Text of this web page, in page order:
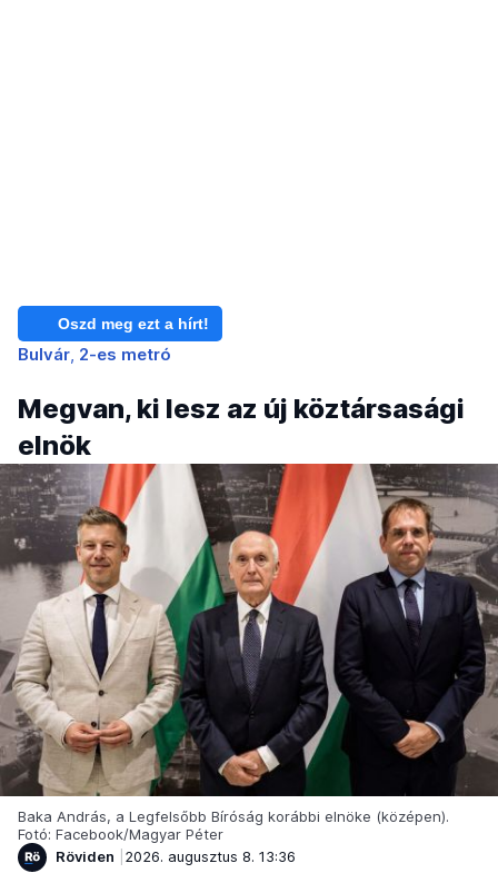
Oszd meg ezt a hírt!
Bulvár 2-es metró
Megvan, ki lesz az új köztársasági
elnök
Baka András, a Legfelsőbb Bíróság korábbi elnöke (középen).
Fotó: Facebook/Magyar Péter
Röviden
2026. augusztus 8. 13:36